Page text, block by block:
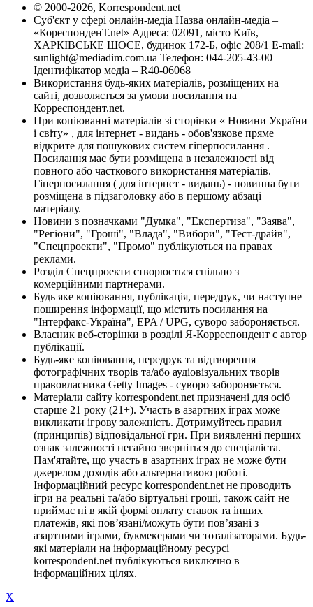
© 2000-2026, Korrespondent.net
Суб'єкт у сфері онлайн-медіа Назва онлайн-медіа –
«КореспонденТ.net» Адреса: 02091, місто Київ,
ХАРКІВСЬКЕ ШОСЕ, будинок 172-Б, офіс 208/1 E-mail:
sunlight@mediadim.com.ua Телефон: 044-205-43-00
Ідентифікатор медіа – R40-06068
Використання будь-яких матеріалів, розміщених на
сайті, дозволяється за умови посилання на
Корреспондент.net.
При копіюванні матеріалів зі сторінки « Новини України
і світу» , для інтернет - видань - обов'язкове пряме
відкрите для пошукових систем гіперпосилання .
Посилання має бути розміщена в незалежності від
повного або часткового використання матеріалів.
Гіперпосилання ( для інтернет - видань) - повинна бути
розміщена в підзаголовку або в першому абзаці
матеріалу.
Новини з позначками "Думка", "Експертиза", "Заява",
"Регіони", "Гроші", "Влада", "Вибори", "Тест-драйв",
"Спецпроекти", "Промо" публікуються на правах
реклами.
Розділ Спецпроекти створюється спільно з
комерційними партнерами.
Будь яке копіювання, публікація, передрук, чи наступне
поширення інформації, що містить посилання на
"Інтерфакс-Україна", EPA / UPG, суворо забороняється.
Власник веб-сторінки в розділі Я-Корреспондент є автор
публікації.
Будь-яке копіювання, передрук та відтворення
фотографічних творів та/або аудіовізуальних творів
правовласника Getty Images - суворо забороняється.
Матеріали сайту korrespondent.net призначені для осіб
старше 21 року (21+). Участь в азартних іграх може
викликати ігрову залежність. Дотримуйтесь правил
(принципів) відповідальної гри. При виявленні перших
ознак залежності негайно зверніться до спеціаліста.
Пам'ятайте, що участь в азартних іграх не може бути
джерелом доходів або альтернативою роботі.
Інформаційний ресурс korrespondent.net не проводить
ігри на реальні та/або віртуальні гроші, також сайт не
приймає ні в якій формі оплату ставок та інших
платежів, які пов’язані/можуть бути пов’язані з
азартними іграми, букмекерами чи тоталізаторами. Будь-
які матеріали на інформаційному ресурсі
korrespondent.net публікуються виключно в
інформаційних цілях.
X